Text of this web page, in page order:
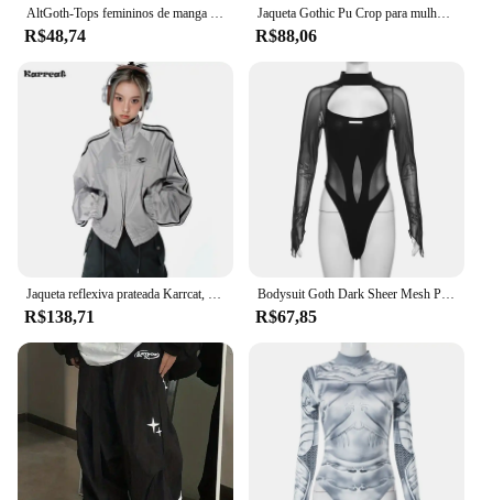
AltGoth-Tops femininos de manga comprida de gola alta, t-shirt gótica escura, Emo Alternative Cyber Punk Streetwear, T estampado da Cruz Vermelha, Y2K
R$48,74
Jaqueta Gothic Pu Crop para mulheres, manga comprida, casacos com capuz, alternativa emo, cibernética, streetwear punk, shopping Y2K, estética, Harajuku, 2024
R$88,06
Jaqueta reflexiva prateada Karrcat, Cyber Y2K, vintage Techwear, estética grunge, casaco de zíper duplo, streetwear esportivo estilo coreano
R$138,71
Bodysuit Goth Dark Sheer Mesh Patchwork para mulheres, camisetas de motociclista, bodysuit de manga longa, bodycon gótico, punk, cyber, Y2K, oco
R$67,85